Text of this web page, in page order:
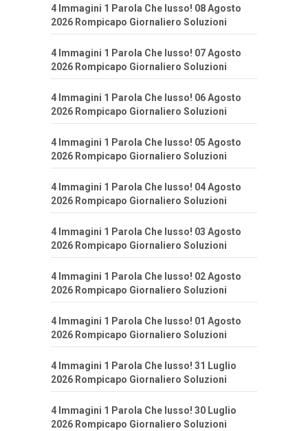
4 Immagini 1 Parola Che lusso! 08 Agosto
2026 Rompicapo Giornaliero Soluzioni
4 Immagini 1 Parola Che lusso! 07 Agosto
2026 Rompicapo Giornaliero Soluzioni
4 Immagini 1 Parola Che lusso! 06 Agosto
2026 Rompicapo Giornaliero Soluzioni
4 Immagini 1 Parola Che lusso! 05 Agosto
2026 Rompicapo Giornaliero Soluzioni
4 Immagini 1 Parola Che lusso! 04 Agosto
2026 Rompicapo Giornaliero Soluzioni
4 Immagini 1 Parola Che lusso! 03 Agosto
2026 Rompicapo Giornaliero Soluzioni
4 Immagini 1 Parola Che lusso! 02 Agosto
2026 Rompicapo Giornaliero Soluzioni
4 Immagini 1 Parola Che lusso! 01 Agosto
2026 Rompicapo Giornaliero Soluzioni
4 Immagini 1 Parola Che lusso! 31 Luglio
2026 Rompicapo Giornaliero Soluzioni
4 Immagini 1 Parola Che lusso! 30 Luglio
2026 Rompicapo Giornaliero Soluzioni